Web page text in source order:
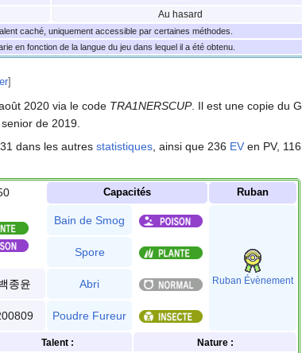
Au hasard
caché, uniquement accessible par certaines méthodes.
en fonction de la langue du jeu dans lequel il a été obtenu.
]
2020 via le code TRA1NERSCUP. Il est une copie du
de 2019.
dans les autres statistiques , ainsi que 236 EV en PV,
Capacités Ruban
Bain de Smog
Ruban Évènement
Spore
종윤 Abri
Poudre Fureur
Talent : Nature :